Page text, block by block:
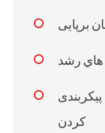
برپایی
هاي رشد
کردن